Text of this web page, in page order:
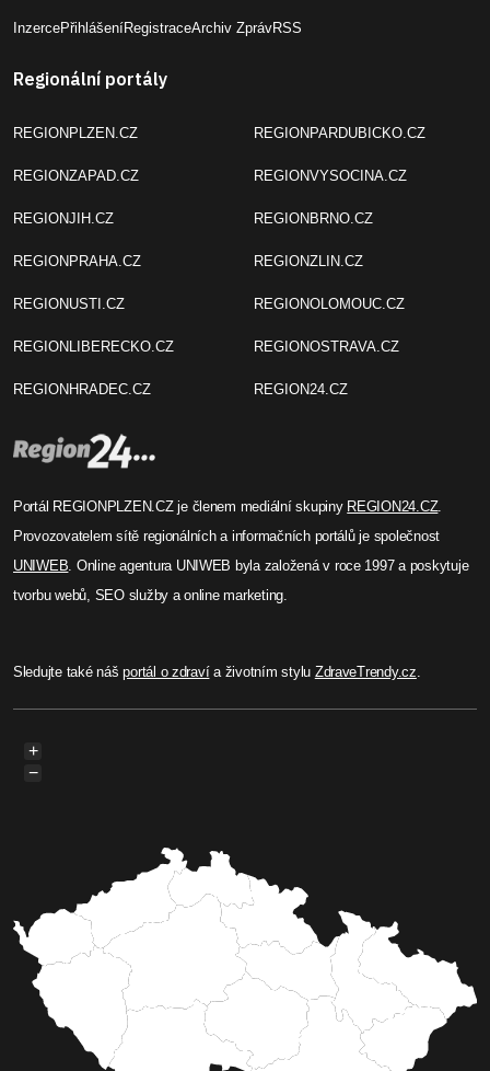
Rebeka Schmidt
Mladík na Domažlické letěl
přes 120 km/h. Může přijít o
řidičák